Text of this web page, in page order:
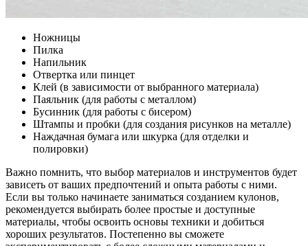
Ножницы
Пилка
Напильник
Отвертка или пинцет
Клей (в зависимости от выбранного материала)
Паяльник (для работы с металлом)
Бусинник (для работы с бисером)
Штампы и пробки (для создания рисунков на металле)
Наждачная бумага или шкурка (для отделки и
полировки)
Важно помнить, что выбор материалов и инструментов будет
зависеть от ваших предпочтений и опыта работы с ними.
Если вы только начинаете заниматься созданием кулонов,
рекомендуется выбирать более простые и доступные
материалы, чтобы освоить основы техники и добиться
хороших результатов. Постепенно вы сможете